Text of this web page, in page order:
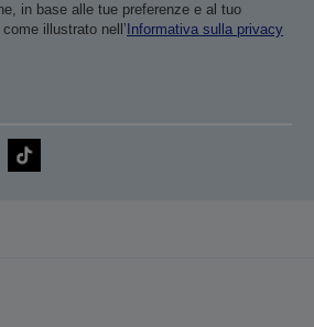
in base alle tue preferenze e al tuo
illustrato nell’ Informativa sulla privacy